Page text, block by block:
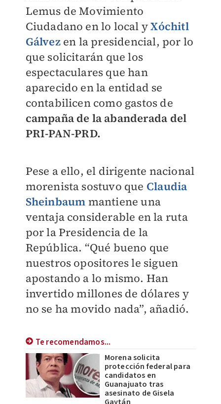
Lemus de Movimiento
Ciudadano en lo local yXóchitl
Gálvez en la presidencial, por lo
que solicitarán que los
espectaculares que han
aparecido en la entidad se
contabilicen como gastos de
campaña de la abanderada del
PRI-PAN-PRD.
Pese a ello, el dirigente nacional
morenista sostuvo que Claudia
Sheinbaum mantiene una
ventaja considerable en la ruta
por la Presidencia de la
República. “Qué bueno que
nuestros opositores le siguen
apostando a lo mismo. Han
invertido millones de dólares y
no se ha movido nada”, añadió.
Te recomendamos...
Morena solicita
protección federal para
candidatos en
Guanajuato tras
asesinato de Gisela